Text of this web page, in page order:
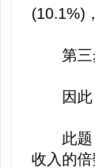
(10.1%)
第三步
因此，
此题，
收入的